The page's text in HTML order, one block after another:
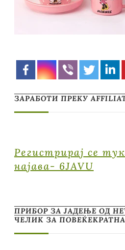
ЗАРАБОТИ ПРЕКУ
Регистрирај се
најава- 6JAVU
ПРИБОР ЗА ЈАДЕЊЕ ОД
ЧЕЛИК ЗА